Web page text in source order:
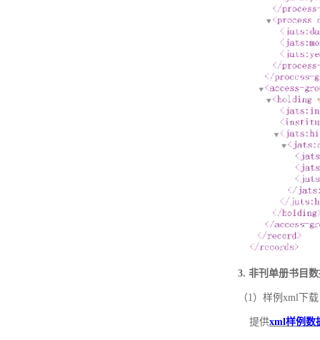
3. 非刊单册书目
（1）样例xml下载
提供xml样例数